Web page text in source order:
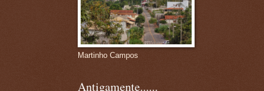
Martinho Campos
Antigamente......